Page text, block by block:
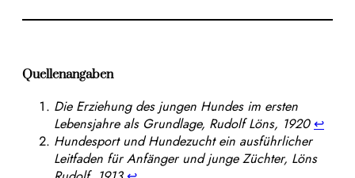
Quellenangaben
Die Erziehung des jungen Hundes im ersten
Lebensjahre als Grundlage, Rudolf Löns, 1920 ↩︎
Hundesport und Hundezucht ein ausführlicher
Leitfaden für Anfänger und junge Züchter, Löns